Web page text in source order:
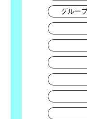
グルー